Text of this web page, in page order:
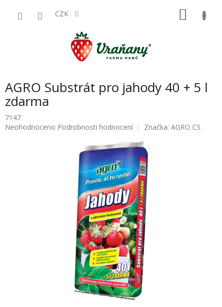
CZK
AGRO Substrát pro jahody 40 + 5 l
zdarma
7147
Průměrné
Neohodnoceno Podrobnosti hodnocení Značka: AGRO CS